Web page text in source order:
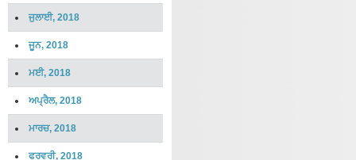
ਜੁਲਾਈ, 2018
ਜੂਨ, 2018
ਮਈ, 2018
ਅਪ੍ਰੈਲ, 2018
ਮਾਰਚ, 2018
ਫਰਵਰੀ, 2018